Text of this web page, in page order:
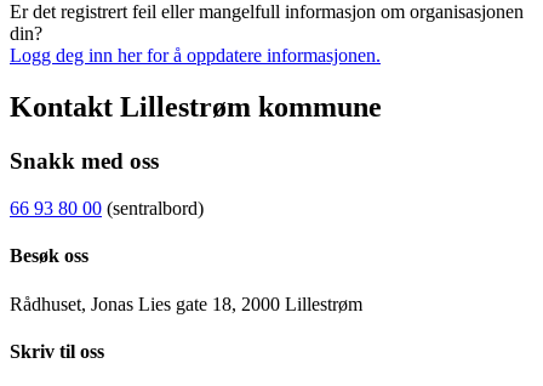
Er det registrert feil eller mangelfull informasjon om organisasjonen
din?
Logg deg inn her for å oppdatere informasjonen.
Kontakt Lillestrøm kommune
Snakk med oss
66 93 80 00 (sentralbord)
Besøk oss
Rådhuset, Jonas Lies gate 18, 2000 Lillestrøm
Skriv til oss